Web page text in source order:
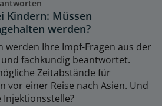
Kindern: Müssen
werden?
werden Ihre Impf-Fragen aus der
fachkundig beantwortet.
Zeitabstände für
vor einer Reise nach Asien. Und
Injektionsstelle?